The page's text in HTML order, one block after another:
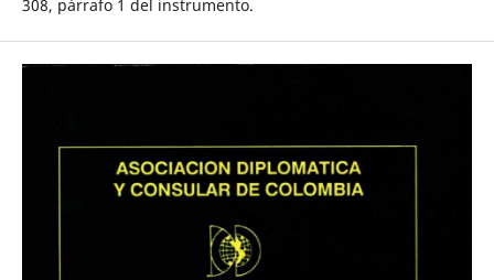
308, párrafo 1 del instrumento.